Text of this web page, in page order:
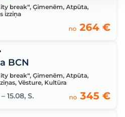
break“, Ģimenēm, Atpūta,
izziņa
no 264 €
BCN
break“, Ģimenēm, Atpūta,
, Vēsture, Kultūra
– 15.08, S. no 345 €